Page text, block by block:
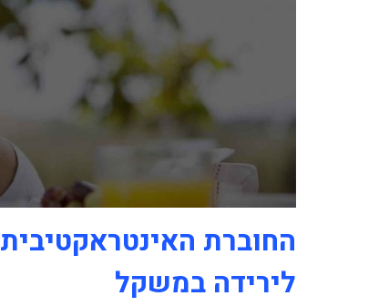
החוברת האינטראקטיבית
לירידה במשקל